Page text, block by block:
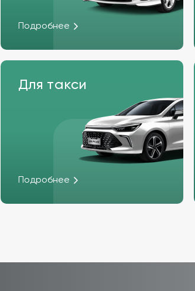
Подробнее
Для такси
Подробнее